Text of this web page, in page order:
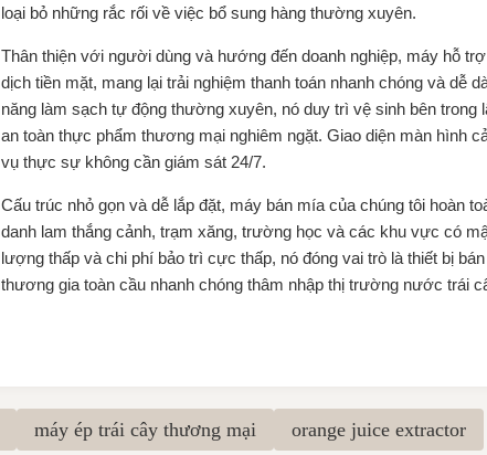
loại bỏ những rắc rối về việc bổ sung hàng thường xuyên.
Thân thiện với người dùng và hướng đến doanh nghiệp, máy hỗ
dịch tiền mặt, mang lại trải nghiệm thanh toán nhanh chóng và dễ
năng làm sạch tự động thường xuyên, nó duy trì vệ sinh bên
an toàn thực phẩm thương mại nghiêm ngặt. Giao diện màn hình
vụ thực sự không cần giám sát 24/7.
Cấu trúc nhỏ gọn và dễ lắp đặt, máy bán mía của chúng tôi hoàn
danh lam thắng cảnh, trạm xăng, trường học và các khu vực có
lượng thấp và chi phí bảo trì cực thấp, nó đóng vai trò là thiết bị
thương gia toàn cầu nhanh chóng thâm nhập thị trường nước trái
máy ép trái cây thương mại orange juice extractor